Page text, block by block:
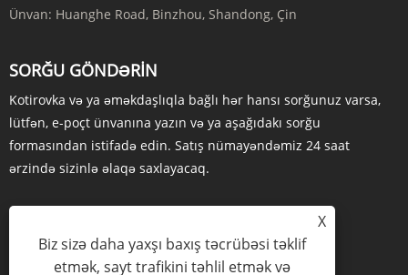
Ünvan: Huanghe Road, Binzhou, Shandong, Çin
SORĞU GÖNDƏRIN
Kotirovka və ya əməkdaşlıqla bağlı hər hansı sorğunuz varsa,
lütfən, e-poçt ünvanına yazın və ya aşağıdakı sorğu
formasından istifadə edin. Satış nümayəndəmiz 24 saat
ərzində sizinlə əlaqə saxlayacaq.
İNDİ SORUŞUN
X
Biz sizə daha yaxşı baxış təcrübəsi təklif
etmək, sayt trafikini təhlil etmək və